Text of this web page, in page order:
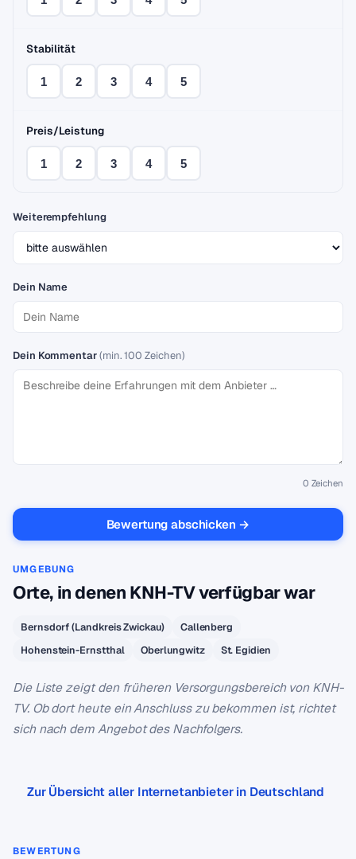
Stabilität
1 2 3 4 5
Preis/Leistung
1 2 3 4 5
Weiterempfehlung
Dein Name
Dein Kommentar(min. 100 Zeichen)
0 Zeichen
Bewertung abschicken →
UMGEBUNG
Orte, in denen KNH-TV verfügbar war
Bernsdorf (Landkreis Zwickau)
Callenberg
Hohenstein-Ernstthal
Oberlungwitz St. Egidien
Die Liste zeigt den früheren Versorgungsbereich von KNH-
TV. Ob dort heute ein Anschluss zu bekommen ist, richtet
sich nach dem Angebot des Nachfolgers.
Zur Übersicht aller Internetanbieter in Deutschland
BEWERTUNG